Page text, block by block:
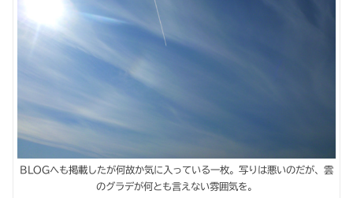
BLOGへも掲載したが何故か気に入っている一枚。写りは悪いのだが、雲
のグラデが何とも言えない雰囲気を。